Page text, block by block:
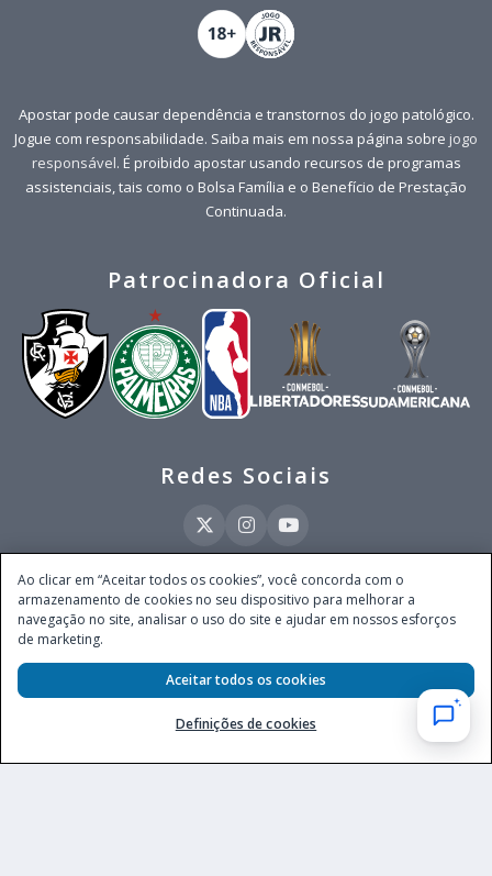
Apostar pode causar dependência e transtornos do jogo patológico.
Jogue com responsabilidade. Saiba mais em nossa página sobre jogo
responsável. É proibido apostar usando recursos de programas
assistenciais, tais como o Bolsa Família e o Benefício de Prestação
Continuada.
Patrocinadora Oficial
Redes Sociais
Este site é operado pela Ventmear Brasil LTDA (CNPJ 52.868.380/0001-84), com
endereço na Avenida Brigadeiro Faria Lima, nº 4.055, 3º andar, Itaim Bibi, no
Município de São Paulo, Estado de São Paulo, CEP 04538-133, Brasil - empresa
Secretaria de Prêmios e Apostas do Ministério da Fazenda, conforme Portaria nº
247, de 07.02.2025, publicada no DOU em 11.2.2025.
Ao clicar em “Aceitar todos os cookies”, você concorda com o
armazenamento de cookies no seu dispositivo para melhorar a
navegação no site, analisar o uso do site e ajudar em nossos esforços
de marketing.
Definições de cookies
Aceitar todos os cookies